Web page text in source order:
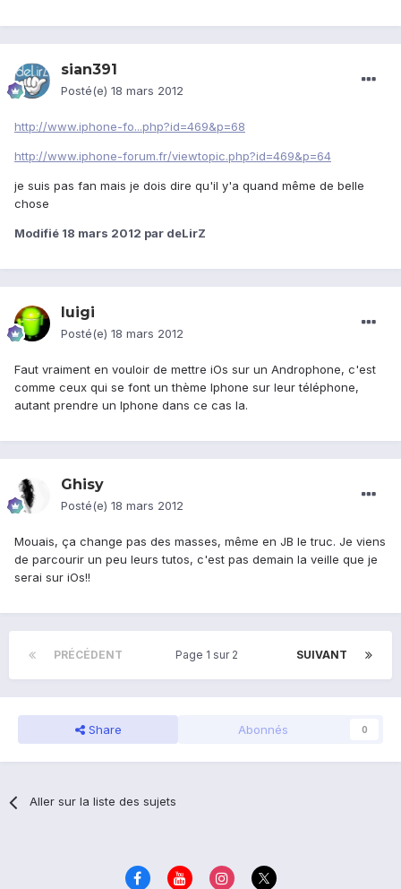
sian391
Posté(e) 18 mars 2012
http://www.iphone-fo...php?id=469&p=68
http://www.iphone-forum.fr/viewtopic.php?id=469&p=64
je suis pas fan mais je dois dire qu'il y'a quand même de belle
chose
Modifié 18 mars 2012 par deLirZ
luigi
Posté(e) 18 mars 2012
Faut vraiment en vouloir de mettre iOs sur un Androphone, c'est
comme ceux qui se font un thème Iphone sur leur téléphone,
autant prendre un Iphone dans ce cas la.
Ghisy
Posté(e) 18 mars 2012
Mouais, ça change pas des masses, même en JB le truc. Je viens
de parcourir un peu leurs tutos, c'est pas demain la veille que je
serai sur iOs!!
PRÉCÉDENT SUIVANT
Page 1 sur 2
Share Abonnés 0
Aller sur la liste des sujets